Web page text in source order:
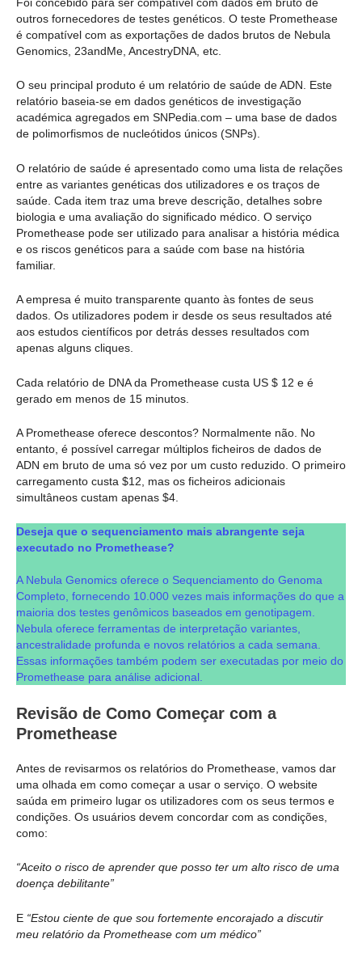
outros fornecedores de testes genéticos. O teste Promethease
é compatível com as exportações de dados brutos de Nebula
Genomics, 23andMe, AncestryDNA, etc.
O seu principal produto é um relatório de saúde de ADN. Este
relatório baseia-se em dados genéticos de investigação
académica agregados em SNPedia.com – uma base de dados
de polimorfismos de nucleótidos únicos (SNPs).
O relatório de saúde é apresentado como uma lista de relações
entre as variantes genéticas dos utilizadores e os traços de
saúde. Cada item traz uma breve descrição, detalhes sobre
biologia e uma avaliação do significado médico. O serviço
Promethease pode ser utilizado para analisar a história médica
e os riscos genéticos para a saúde com base na história
familiar.
A empresa é muito transparente quanto às fontes de seus
dados. Os utilizadores podem ir desde os seus resultados até
aos estudos científicos por detrás desses resultados com
apenas alguns cliques.
Cada relatório de DNA da Promethease custa US $ 12 e é
gerado em menos de 15 minutos.
A Promethease oferece descontos? Normalmente não. No
entanto, é possível carregar múltiplos ficheiros de dados de
ADN em bruto de uma só vez por um custo reduzido. O primeiro
carregamento custa $12, mas os ficheiros adicionais
simultâneos custam apenas $4.
Deseja que o sequenciamento mais abrangente seja
executado no Promethease?
A Nebula Genomics oferece o Sequenciamento do Genoma
Completo, fornecendo 10.000 vezes mais informações do que a
maioria dos testes genômicos baseados em genotipagem.
Nebula oferece ferramentas de interpretação variantes,
ancestralidade profunda e novos relatórios a cada semana.
Essas informações também podem ser executadas por meio do
Promethease para análise adicional.
Revisão de Como Começar com a
Promethease
Antes de revisarmos os relatórios do Promethease, vamos dar
uma olhada em como começar a usar o serviço. O website
saúda em primeiro lugar os utilizadores com os seus termos e
condições. Os usuários devem concordar com as condições,
como:
“Aceito o risco de aprender que posso ter um alto risco de uma
doença debilitante”
E “Estou ciente de que sou fortemente encorajado a discutir
meu relatório da Promethease com um médico”